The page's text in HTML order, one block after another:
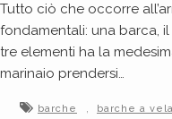
Tutto ciò che occorre
fondamentali: una barca,
tre elementi ha la
marinaio prendersi…
barche , barche a vela